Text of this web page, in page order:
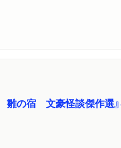
雛の宿 文豪怪談傑作選